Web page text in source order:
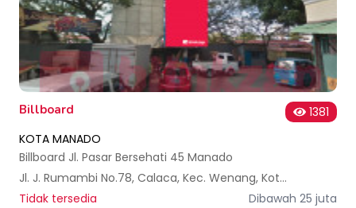
Billboard
1381
KOTA MANADO
Billboard Jl. Pasar Bersehati 45 Manado
Jl. J. Rumambi No.78, Calaca, Kec. Wenang, Kota Manado, Sulawesi Utara, Indonesia
Tidak tersedia
Dibawah 25 juta